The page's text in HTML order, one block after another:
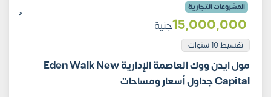
المشروعات التجارية
15٬000٬000جنية
تقسيط 10 سنوات
مول ايدن ووك العاصمة الإدارية Eden Walk New
Capital جداول أسعار ومساحات